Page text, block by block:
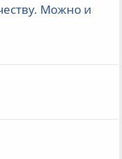
Можно и